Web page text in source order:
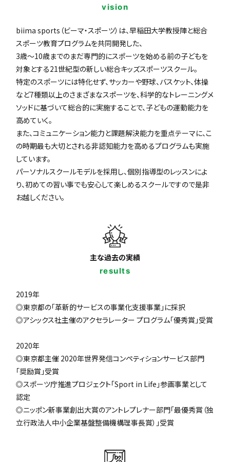
vision
biima sports（ビーマ・スポーツ）は、早稲田大学教授陣と総合
スポーツ教育プログラムを共同開発した、
3歳〜10歳までのまだ専門的にスポーツを始める前の子どもを
対象とする21世紀型の新しい総合キッズスポーツスクール。
特定のスポーツには特化せず、サッカーや野球、バスケット、体操
など7種類以上のさまざまなスポーツを、科学的なトレーニングメ
ソッドに基づいて総合的に実施することで、子どもの運動能力を
高めていく。
また、コミュニケーション能力と課題解決能力を重点テーマに、こ
の時期最も大切とされる非認知能力を高めるプログラムも実施
しています。
パーソナルスクールモデルを採用し、個別指導型のレッスンによ
り、初めての習い事でも安心して楽しめるスクールですので是非
お越しください。
主な過去の実績
results
2019年
◎東京都の「革新的サービスの事業化支援事業」に採択
◎アシックス社主催のアクセラレーター プログラム「優秀賞」受賞
2020年
◎東京都主催 2020年世界発信コンペティションサービス部門
「奨励賞」受賞
◎スポーツ庁推進プロジェクト「Sport in Life」参画事業として
認定
◎ニッポン新事業創出大賞のアントレプレナー部門「最優秀賞（独
立行政法人中小企業基盤整備機構理事長賞）」受賞